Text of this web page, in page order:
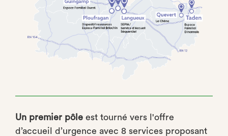
Un premier pôle est tourné vers l'oﬀre
d’accueil d’urgence avec 8 services proposant